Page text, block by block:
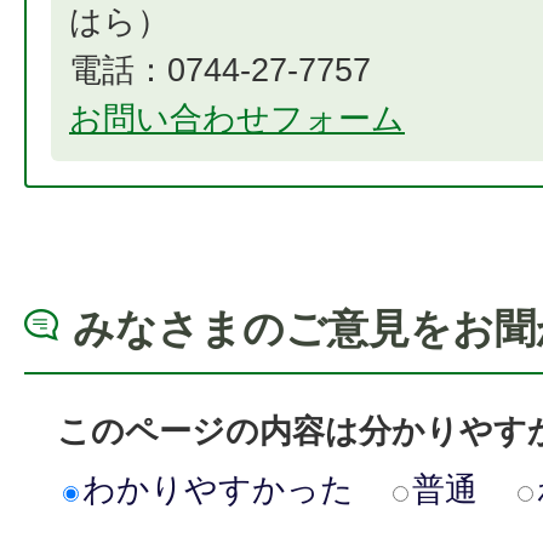
はら）
電話：0744-27-7757
お問い合わせフォーム
みなさまのご意見をお
このページの内容は分かりやす
わかりやすかった
普通